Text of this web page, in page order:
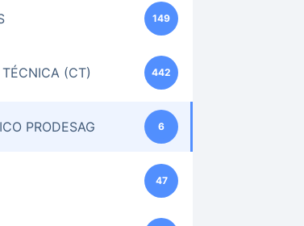
149
(CT) 442
PRODESAG 6
47